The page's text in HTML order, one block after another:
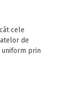
cele
de
prin